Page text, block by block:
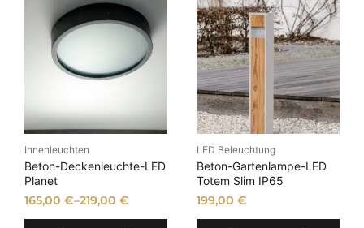
Innenleuchten
Beton-Deckenleuchte-LED
Planet
165,00€–219,00€
LED Beleuchtung
Beton-Gartenlampe-LED
Totem Slim IP65
199,00 €